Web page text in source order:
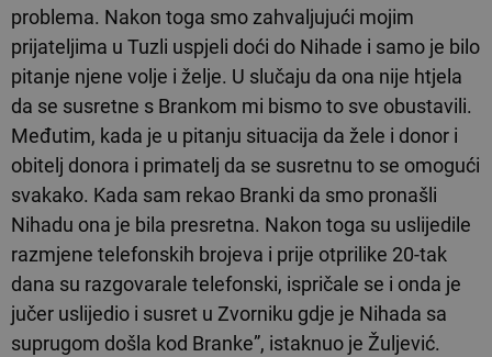
problema. Nakon toga smo zahvaljujući mojim
prijateljima u Tuzli uspjeli doći do Nihade i samo je bilo
pitanje njene volje i želje. U slučaju da ona nije htjela
da se susretne s Brankom mi bismo to sve obustavili.
Međutim, kada je u pitanju situacija da žele i donor i
obitelj donora i primatelj da se susretnu to se omogući
svakako. Kada sam rekao Branki da smo pronašli
Nihadu ona je bila presretna. Nakon toga su uslijedile
razmjene telefonskih brojeva i prije otprilike 20-tak
dana su razgovarale telefonski, ispričale se i onda je
jučer uslijedio i susret u Zvorniku gdje je Nihada sa
suprugom došla kod Branke”, istaknuo je Žuljević.